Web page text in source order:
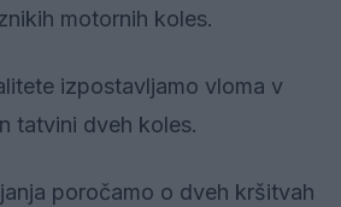
motornih koles.
izpostavljamo vloma v
tatvini dveh koles.
poročamo o dveh kršitvah